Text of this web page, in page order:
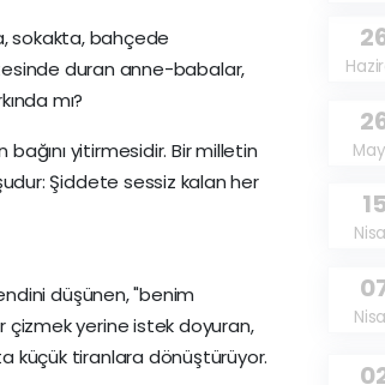
sokakta, bahçede
duran anne-babalar,
mı?
yitirmesidir. Bir milletin
Şiddete sessiz kalan her
düşünen, "benim
çizmek yerine istek doyuran,
küçük tiranlara dönüştürüyor.